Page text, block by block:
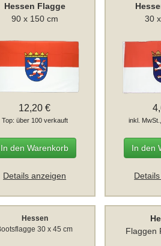
Hessen Flagge
90 x 150 cm
12,20 €
Top: über 100 verkauft
In den Warenkorb
Details anzeigen
30
inkl.
In den
Hessen
30 x 45 cm
Flaggen